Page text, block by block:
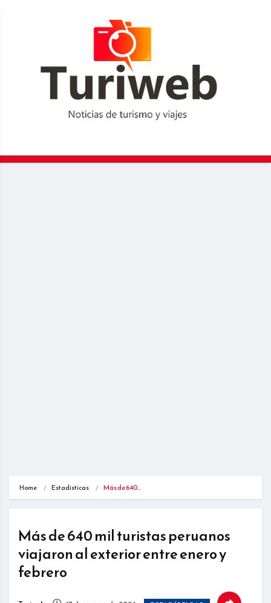
Home Estadísticas Más de 640…
Más de 640 mil turistas peruanos
viajaron al exterior entre enero y
febrero